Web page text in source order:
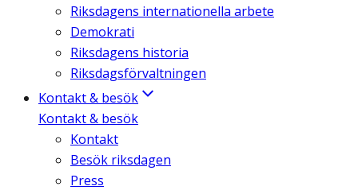
Riksdagens internationella arbete
Demokrati
Riksdagens historia
Riksdagsförvaltningen
Kontakt & besök
Kontakt & besök
Kontakt
Besök riksdagen
Press